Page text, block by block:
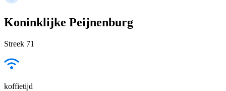
Koninklijke Peijnenburg
Streek 71
koffietijd